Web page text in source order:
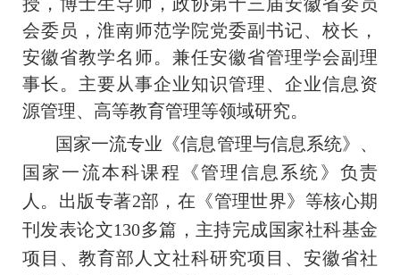
会委员，淮南师范学院党委副书记、校长，
安徽省教学名师。兼任安徽省管理学会副理
事长。主要从事企业知识管理、企业信息资
源管理、高等教育管理等领域研究。
国家一流专业《信息管理与信息系统》、
国家一流本科课程《管理信息系统》负责
人。出版专著2部，在《管理世界》等核心期
刊发表论文130多篇，主持完成国家社科基金
项目、教育部人文社科研究项目、安徽省社